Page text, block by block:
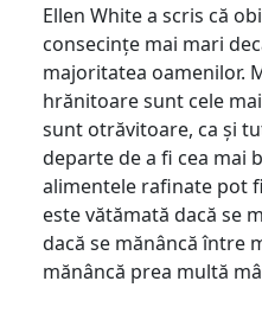
Ellen White a scris că
consecințe mai mari
majoritatea oamenilor.
hrănitoare sunt cele
sunt otrăvitoare, ca și
departe de a fi cea mai
alimentele rafinate pot
este vătămată dacă se
dacă se mănâncă între
mănâncă prea multă